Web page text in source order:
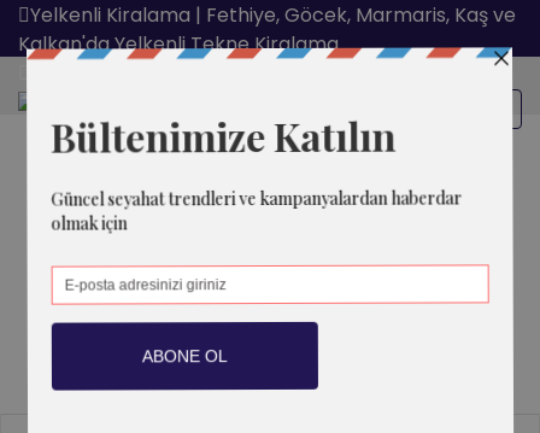
Yelkenli Kiralama | Fethiye, Göcek, Marmaris, Kaş ve
Kalkan'da Yelkenli Tekne Kiralama
Sail Aries
Lagoon 40
Genel Özellikler